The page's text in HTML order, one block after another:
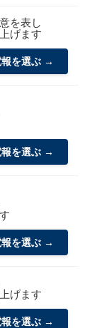
を表し
げます
報を選ぶ →
報を選ぶ →
報を選ぶ →
げます
報を選ぶ →